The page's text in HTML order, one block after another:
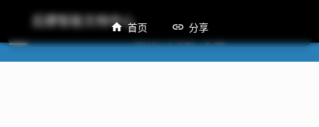
后摩智能文档中心
M50量化工具用户手册
首页 分享